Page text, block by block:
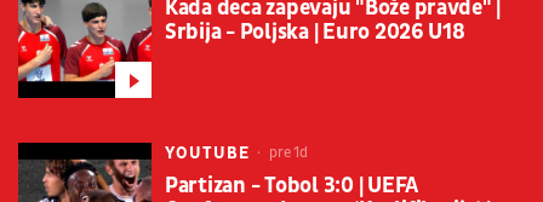
Kada deca zapevaju "Bože pravde" |
Srbija - Poljska | Euro 2026 U18
YOUTUBE pre 1d
Partizan - Tobol 3:0 | UEFA